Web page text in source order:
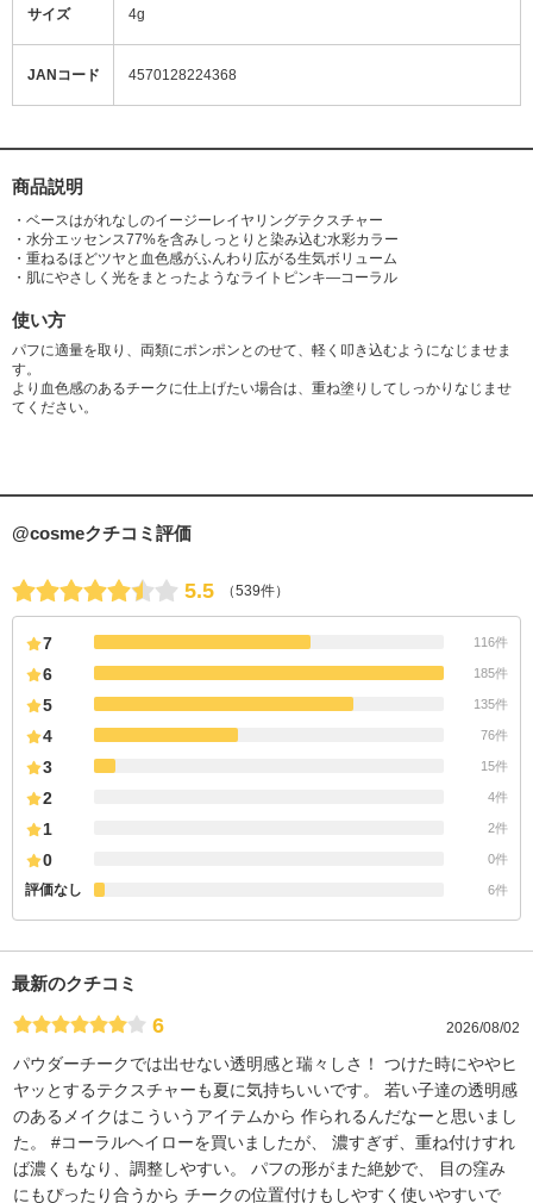
サイズ 4g
JANコード 4570128224368
商品説明
・ベースはがれなしのイージーレイヤリングテクスチャー
・水分エッセンス77%を含みしっとりと染み込む水彩カラー
・重ねるほどツヤと血色感がふんわり広がる生気ボリューム
・肌にやさしく光をまとったようなライトピンキ―コーラル
使い方
パフに適量を取り、両類にポンポンとのせて、軽く叩き込むようになじませま
す。
より血色感のあるチークに仕上げたい場合は、重ね塗りしてしっかりなじませ
てください。
@cosmeクチコミ評価
5.5 （539件）
7 116件
6 185件
5 135件
4 76件
3 15件
2 4件
1 2件
0 0件
評価なし 6件
最新のクチコミ
6 2026/08/02
パウダーチークでは出せない透明感と瑞々しさ！ つけた時にややヒ
ヤッとするテクスチャーも夏に気持ちいいです。 若い子達の透明感
のあるメイクはこういうアイテムから 作られるんだなーと思いまし
た。 #コーラルヘイローを買いましたが、 濃すぎず、重ね付けすれ
ば濃くもなり、調整しやすい。 パフの形がまた絶妙で、 目の窪み
にもぴったり合うから チークの位置付けもしやすく使いやすいで